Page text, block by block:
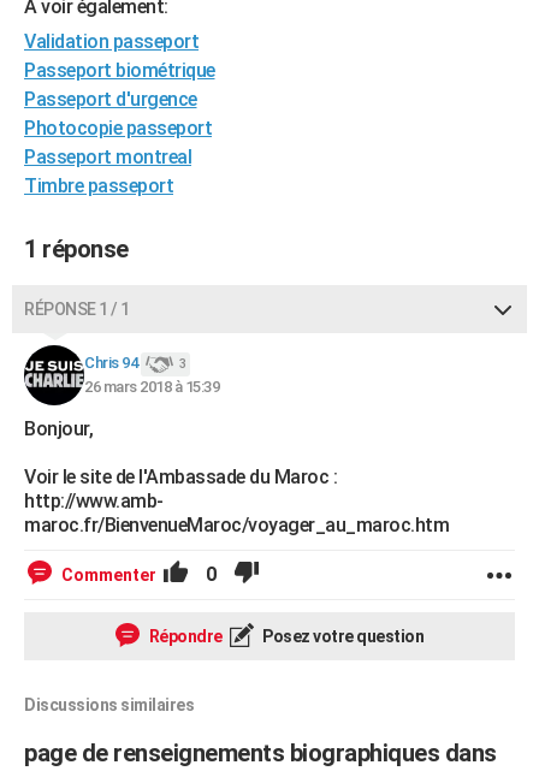
Alimentation
Guide de la santé
Maladies
Médicaments
Sommeil
Destinations
City break
Voyage nature
Voyage de noces
Forum
Climat
+PHOTO
GUIDES D'ACHAT
BONS PLANS
Carte de Noël
Carte Bonne année
Carte Saint-Valentin
Carte Pâques
Carte d'anniversaire
DICTIONNAIRE
Dictionnaire
Biographies
Citations
Expressions
Proverbes
PROGRAMME TV
COPAINS D'AVANT
S'inscrire
Se connecter
Lycées
Collèges
Primaires
Universités
Entreprises
Service militaire
Avis de recherche
Bricolage
Lifestyle
Culture
Sport
Auto
Television
Voyage
Cinema
A voir également:
Validation passeport
Passeport biométrique
Passeport d'urgence
Photocopie passeport
Passeport montreal
Timbre passeport
1 réponse
RÉPONSE 1 / 1
Chris 94 3
26 mars 2018 à 15:39
Bonjour,
Voir le site de l'Ambassade du Maroc :
http://www.amb-
maroc.fr/BienvenueMaroc/voyager_au_maroc.htm
Commenter 0
Répondre Posez votre question
Discussions similaires
page de renseignements biographiques dans